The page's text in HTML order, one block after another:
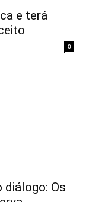
e terá
0
diálogo: Os